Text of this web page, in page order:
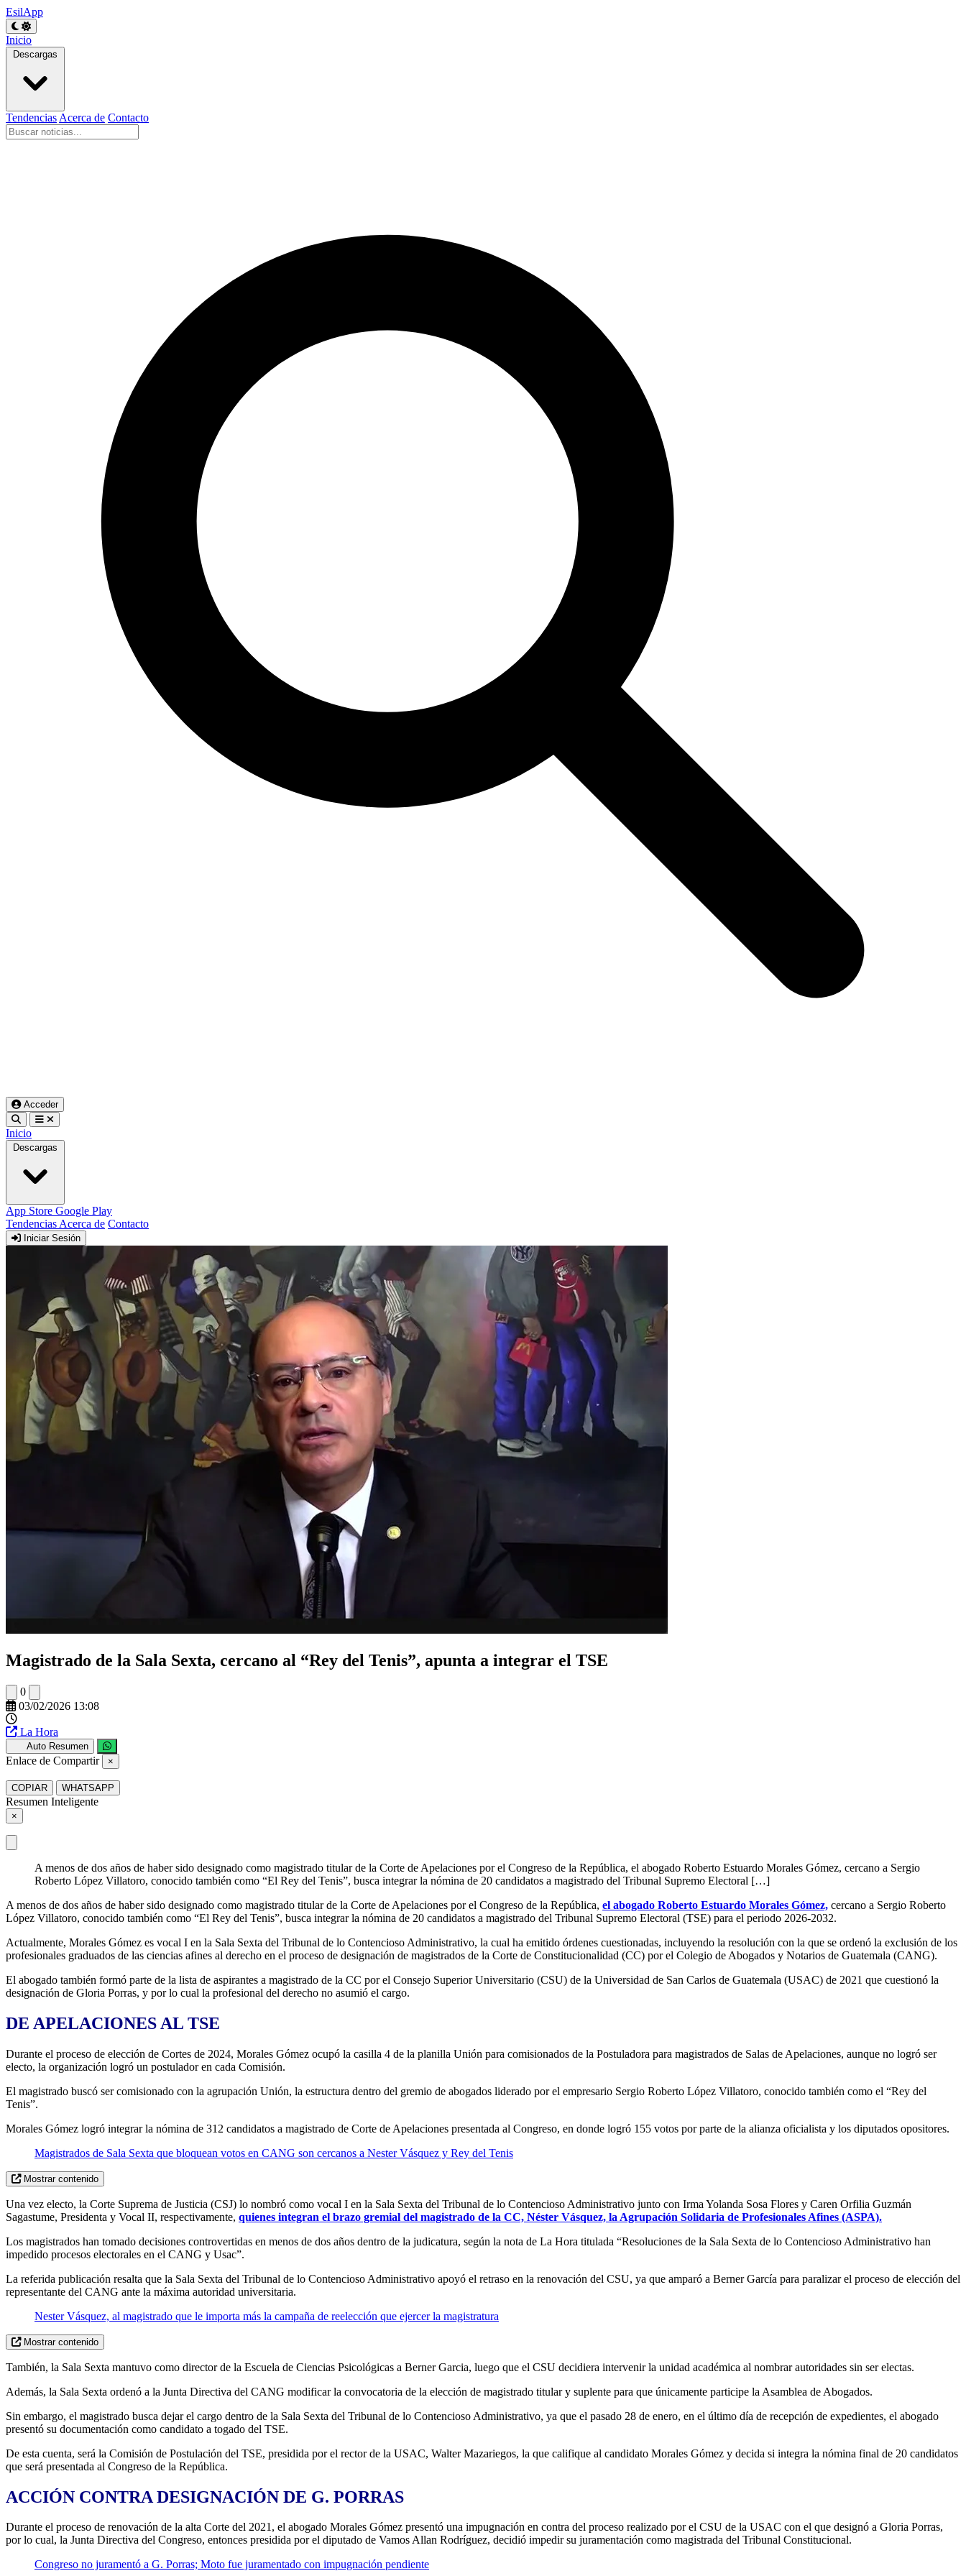
EsilApp
Inicio
Descargas
Tendencias Acerca de Contacto
Acceder
Inicio
Descargas
App Store Google Play
Tendencias Acerca de Contacto
Iniciar Sesión
Magistrado de la Sala Sexta, cercano al “Rey del Tenis”, apunta a integrar el TSE
0
03/02/2026 13:08
La Hora
Auto Resumen
Enlace de Compartir ×
COPIAR WHATSAPP
Resumen Inteligente
×
A menos de dos años de haber sido designado como magistrado titular de la Corte de Apelaciones por el Congreso de la República, el abogado Roberto Estuardo Morales Gómez, cercano a Sergio
Roberto López Villatoro, conocido también como “El Rey del Tenis”, busca integrar la nómina de 20 candidatos a magistrado del Tribunal Supremo Electoral […]
A menos de dos años de haber sido designado como magistrado titular de la Corte de Apelaciones por el Congreso de la República, el abogado Roberto Estuardo Morales Gómez, cercano a Sergio Roberto
López Villatoro, conocido también como “El Rey del Tenis”, busca integrar la nómina de 20 candidatos a magistrado del Tribunal Supremo Electoral (TSE) para el periodo 2026-2032.
Actualmente, Morales Gómez es vocal I en la Sala Sexta del Tribunal de lo Contencioso Administrativo, la cual ha emitido órdenes cuestionadas, incluyendo la resolución con la que se ordenó la exclusión de los
profesionales graduados de las ciencias afines al derecho en el proceso de designación de magistrados de la Corte de Constitucionalidad (CC) por el Colegio de Abogados y Notarios de Guatemala (CANG).
El abogado también formó parte de la lista de aspirantes a magistrado de la CC por el Consejo Superior Universitario (CSU) de la Universidad de San Carlos de Guatemala (USAC) de 2021 que cuestionó la
designación de Gloria Porras, y por lo cual la profesional del derecho no asumió el cargo.
DE APELACIONES AL TSE
Durante el proceso de elección de Cortes de 2024, Morales Gómez ocupó la casilla 4 de la planilla Unión para comisionados de la Postuladora para magistrados de Salas de Apelaciones, aunque no logró ser
electo, la organización logró un postulador en cada Comisión.
El magistrado buscó ser comisionado con la agrupación Unión, la estructura dentro del gremio de abogados liderado por el empresario Sergio Roberto López Villatoro, conocido también como el “Rey del
Tenis”.
Morales Gómez logró integrar la nómina de 312 candidatos a magistrado de Corte de Apelaciones presentada al Congreso, en donde logró 155 votos por parte de la alianza oficialista y los diputados opositores.
Magistrados de Sala Sexta que bloquean votos en CANG son cercanos a Nester Vásquez y Rey del Tenis
Mostrar contenido
Una vez electo, la Corte Suprema de Justicia (CSJ) lo nombró como vocal I en la Sala Sexta del Tribunal de lo Contencioso Administrativo junto con Irma Yolanda Sosa Flores y Caren Orfilia Guzmán
Sagastume, Presidenta y Vocal II, respectivamente, quienes integran el brazo gremial del magistrado de la CC, Néster Vásquez, la Agrupación Solidaria de Profesionales Afines (ASPA).
Los magistrados han tomado decisiones controvertidas en menos de dos años dentro de la judicatura, según la nota de La Hora titulada “Resoluciones de la Sala Sexta de lo Contencioso Administrativo han
impedido procesos electorales en el CANG y Usac”.
La referida publicación resalta que la Sala Sexta del Tribunal de lo Contencioso Administrativo apoyó el retraso en la renovación del CSU, ya que amparó a Berner García para paralizar el proceso de elección del
representante del CANG ante la máxima autoridad universitaria.
Nester Vásquez, al magistrado que le importa más la campaña de reelección que ejercer la magistratura
Mostrar contenido
También, la Sala Sexta mantuvo como director de la Escuela de Ciencias Psicológicas a Berner Garcia, luego que el CSU decidiera intervenir la unidad académica al nombrar autoridades sin ser electas.
Además, la Sala Sexta ordenó a la Junta Directiva del CANG modificar la convocatoria de la elección de magistrado titular y suplente para que únicamente participe la Asamblea de Abogados.
Sin embargo, el magistrado busca dejar el cargo dentro de la Sala Sexta del Tribunal de lo Contencioso Administrativo, ya que el pasado 28 de enero, en el último día de recepción de expedientes, el abogado
presentó su documentación como candidato a togado del TSE.
De esta cuenta, será la Comisión de Postulación del TSE, presidida por el rector de la USAC, Walter Mazariegos, la que califique al candidato Morales Gómez y decida si integra la nómina final de 20 candidatos
que será presentada al Congreso de la República.
ACCIÓN CONTRA DESIGNACIÓN DE G. PORRAS
Durante el proceso de renovación de la alta Corte del 2021, el abogado Morales Gómez presentó una impugnación en contra del proceso realizado por el CSU de la USAC con el que designó a Gloria Porras,
por lo cual, la Junta Directiva del Congreso, entonces presidida por el diputado de Vamos Allan Rodríguez, decidió impedir su juramentación como magistrada del Tribunal Constitucional.
Congreso no juramentó a G. Porras; Moto fue juramentado con impugnación pendiente